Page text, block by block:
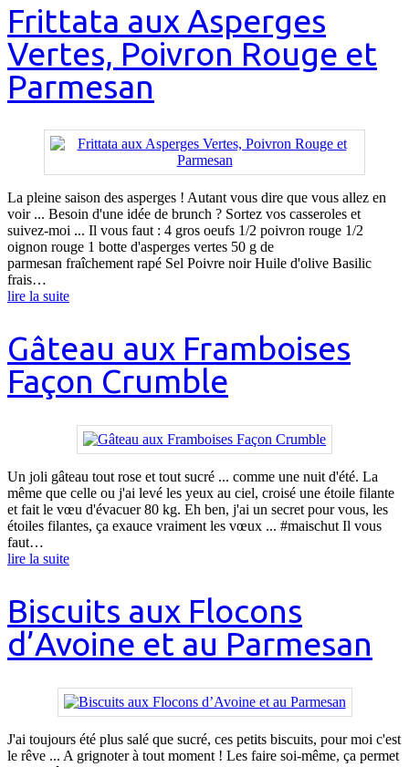
Frittata aux Asperges
Vertes, Poivron Rouge et
Parmesan
La pleine saison des asperges ! Autant vous dire que vous allez en
voir ... Besoin d'une idée de brunch ? Sortez vos casseroles et
suivez-moi ... Il vous faut : 4 gros oeufs 1/2 poivron rouge 1/2
oignon rouge 1 botte d'asperges vertes 50 g de
parmesan fraîchement rapé Sel Poivre noir Huile d'olive Basilic
frais…
lire la suite
Gâteau aux Framboises
Façon Crumble
Un joli gâteau tout rose et tout sucré ... comme une nuit d'été. La
même que celle ou j'ai levé les yeux au ciel, croisé une étoile filante
et fait le vœu d'évacuer 80 kg. Eh ben, j'ai un secret pour vous, les
étoiles filantes, ça exauce vraiment les vœux ... #maischut Il vous
faut…
lire la suite
Biscuits aux Flocons
d’Avoine et au Parmesan
J'ai toujours été plus salé que sucré, ces petits biscuits, pour moi c'est
le rêve ... A grignoter à tout moment ! Les faire soi-même, ça permet